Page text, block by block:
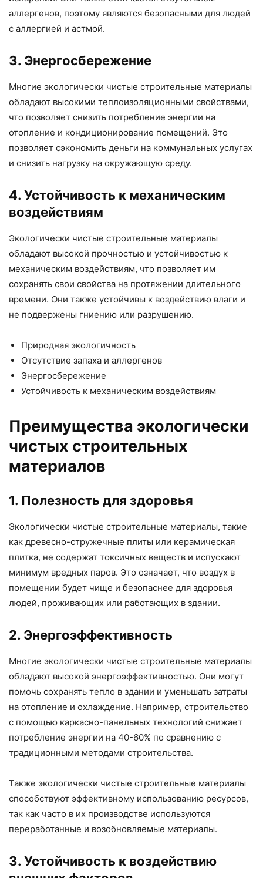
аллергенов, поэтому являются безопасными для людей
с аллергией и астмой.
3. Энергосбережение
Многие экологически чистые строительные материалы
обладают высокими теплоизоляционными свойствами,
что позволяет снизить потребление энергии на
отопление и кондиционирование помещений. Это
позволяет сэкономить деньги на коммунальных услугах
и снизить нагрузку на окружающую среду.
4. Устойчивость к механическим
воздействиям
Экологически чистые строительные материалы
обладают высокой прочностью и устойчивостью к
механическим воздействиям, что позволяет им
сохранять свои свойства на протяжении длительного
времени. Они также устойчивы к воздействию влаги и
не подвержены гниению или разрушению.
Природная экологичность
Отсутствие запаха и аллергенов
Энергосбережение
Устойчивость к механическим воздействиям
Преимущества экологически
чистых строительных
материалов
1. Полезность для здоровья
Экологически чистые строительные материалы, такие
как древесно-стружечные плиты или керамическая
плитка, не содержат токсичных веществ и испускают
минимум вредных паров. Это означает, что воздух в
помещении будет чище и безопаснее для здоровья
людей, проживающих или работающих в здании.
2. Энергоэффективность
Многие экологически чистые строительные материалы
обладают высокой энергоэффективностью. Они могут
помочь сохранять тепло в здании и уменьшать затраты
на отопление и охлаждение. Например, строительство
с помощью каркасно-панельных технологий снижает
потребление энергии на 40-60% по сравнению с
традиционными методами строительства.
Также экологически чистые строительные материалы
способствуют эффективному использованию ресурсов,
так как часто в их производстве используются
переработанные и возобновляемые материалы.
3. Устойчивость к воздействию